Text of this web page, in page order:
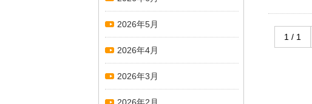
1 / 1
2026年5月
2026年4月
2026年3月